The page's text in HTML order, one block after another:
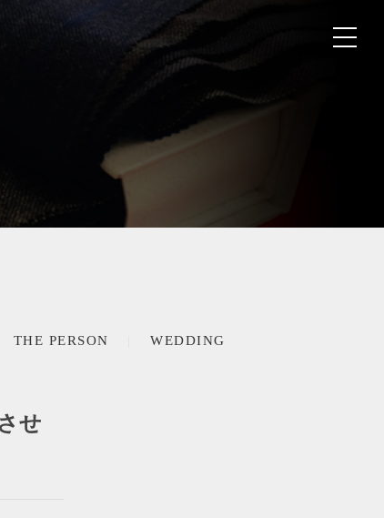
THE PERSON WEDDING
せ